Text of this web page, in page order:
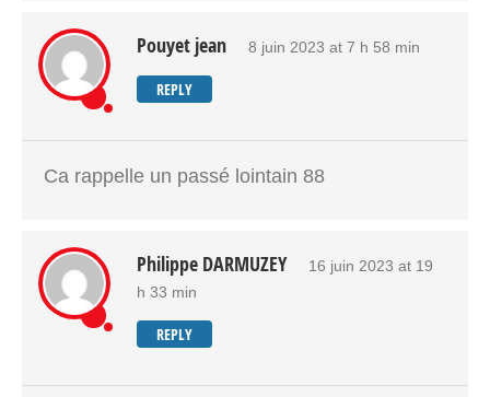
Pouyet jean 8 juin 2023 at 7 h 58 min
REPLY
Ca rappelle un passé lointain 88
Philippe DARMUZEY
16 juin 2023 at 19
h 33 min
REPLY